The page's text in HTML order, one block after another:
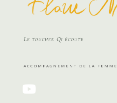
Le toucher Qi écoute
ACCOMPAGNEMENT DE LA FEMME
